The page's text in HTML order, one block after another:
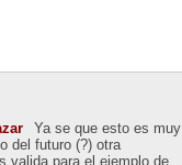
Ya se que esto es muy
del futuro (?) otra
valida para el ejemplo de